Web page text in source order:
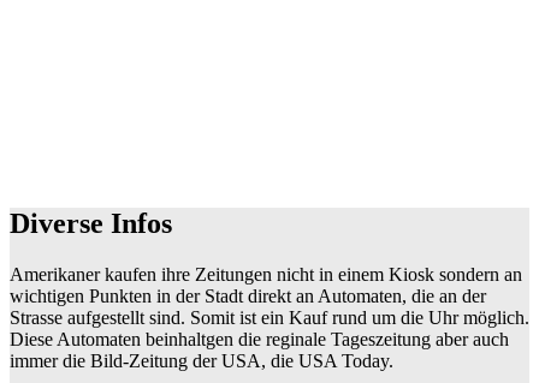
Diverse Infos
Amerikaner kaufen ihre Zeitungen nicht in einem Kiosk sondern an
wichtigen Punkten in der Stadt direkt an Automaten, die an der
Strasse aufgestellt sind. Somit ist ein Kauf rund um die Uhr möglich.
Diese Automaten beinhaltgen die reginale Tageszeitung aber auch
immer die Bild-Zeitung der USA, die USA Today.